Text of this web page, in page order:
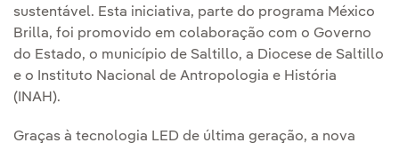
sustentável. Esta iniciativa, parte do programa México
Brilla, foi promovido em colaboração com o Governo
do Estado, o município de Saltillo, a Diocese de Saltillo
e o Instituto Nacional de Antropologia e História
(INAH).
Graças à tecnologia LED de última geração, a nova